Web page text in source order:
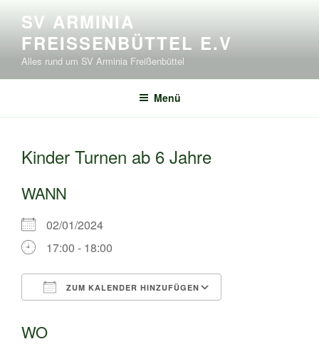
Inhalt
springen
SV ARMINIA
FREISSENBÜTTEL E.V
Alles rund um SV Arminia Freißenbüttel
Menü
Kinder Turnen ab 6 Jahre
WANN
02/01/2024
17:00 - 18:00
ZUM KALENDER HINZUFÜGEN
WO